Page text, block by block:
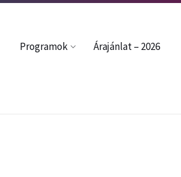
Programok Árajánlat – 2026